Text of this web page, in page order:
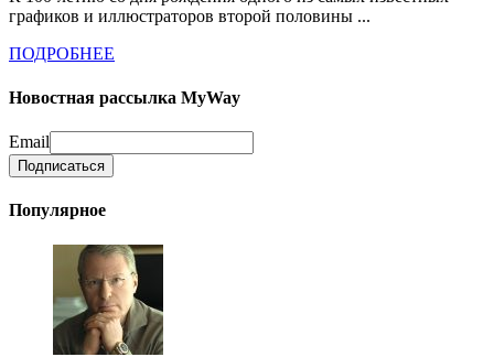
графиков и иллюстраторов второй половины ...
ПОДРОБНЕЕ
Новостная рассылка MyWay
Email
Популярное